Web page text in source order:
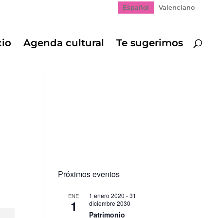
Español Valenciano
Agenda cultural Te sugerimos
Próximos eventos
ENE
1
1 enero 2020 -31
diciembre 2030
Patrimonio